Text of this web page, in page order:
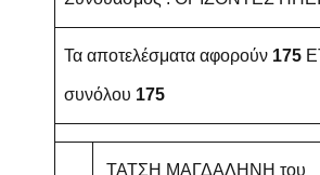
Τα αποτελέσματα αφορούν 175
συνόλου 175
ΤΑΤΣΗ ΜΑΓΔΑΛΗΝΗ του